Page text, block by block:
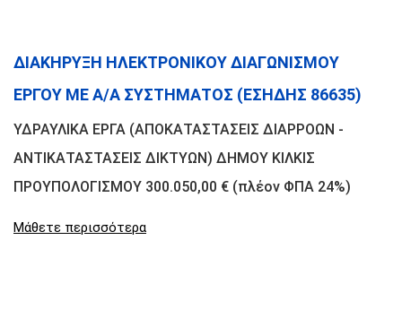
ΔΙΑΚΗΡΥΞΗ ΗΛΕΚΤΡΟΝΙΚΟΥ ΔΙΑΓΩΝΙΣΜΟΥ
ΕΡΓΟΥ ΜΕ Α/Α ΣΥΣΤΗΜΑΤΟΣ (ΕΣΗΔΗΣ 86635)
ΥΔΡΑΥΛΙΚΑ ΕΡΓΑ (ΑΠΟΚΑΤΑΣΤΑΣΕΙΣ ΔΙΑΡΡΟΩΝ -
ΑΝΤΙΚΑΤΑΣΤΑΣΕΙΣ ΔΙΚΤΥΩΝ) ΔΗΜΟΥ ΚΙΛΚΙΣ
ΠΡΟΥΠΟΛΟΓΙΣΜΟΥ 300.050,00 € (πλέον ΦΠΑ 24%)
Μάθετε περισσότερα